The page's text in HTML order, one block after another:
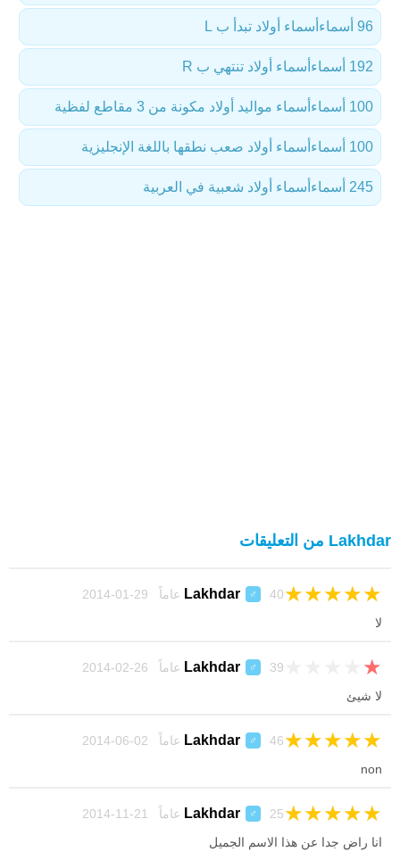
أسماء أولاد تبدأ ب L 96 أسماء
أسماء أولاد تنتهي ب R 192 أسماء
أسماء مواليد أولاد مكونة من 3 مقاطع لفظية 100 أسماء
أسماء أولاد صعب نطقها باللغة الإنجليزية 100 أسماء
أسماء أولاد شعبية في العربية 245 أسماء
Lakhdar من التعليقات
Lakhdar ♂ 40 عاماً 29-01-2014 ★
★
★
★
★
لا
Lakhdar ♂ 39 عاماً 26-02-2014 ★
لا شيئ
Lakhdar ♂ 46 عاماً 02-06-2014 ★
★
★
★
★
non
Lakhdar ♂ 25 عاماً 21-11-2014 ★
★
★
★
★
انا راض جدا عن هذا الاسم الجميل